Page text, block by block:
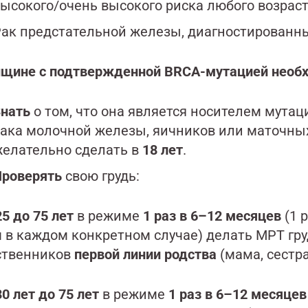
очень высокого риска любого
предстательной железы,
с подтвержденной BRCA-мутацией
о том, что она является носителем
молочной железы, яичников или
сделать в 18 лет.
свою грудь:
до 75 лет в режиме 1 раз в 6–12 месяцев (1
в каждом конкретном случае) делать МРТ
первой линии родства (мама,
лет до 75 лет в режиме 1 раз в 6–12 месяцев